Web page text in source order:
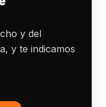
y del
y te indicamos